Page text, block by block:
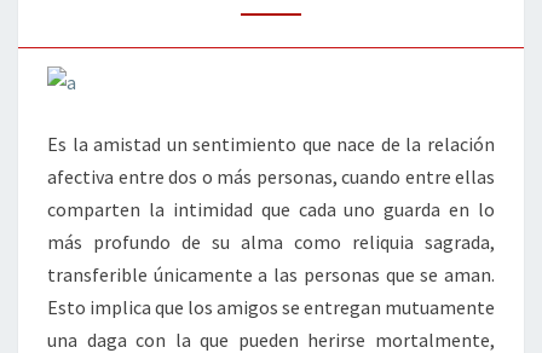
Es la amistad un sentimiento que nace de la relación
afectiva entre dos o más personas, cuando entre ellas
comparten la intimidad que cada uno guarda en lo
más profundo de su alma como reliquia sagrada,
transferible únicamente a las personas que se aman.
Esto implica que los amigos se entregan mutuamente
una daga con la que pueden herirse mortalmente,